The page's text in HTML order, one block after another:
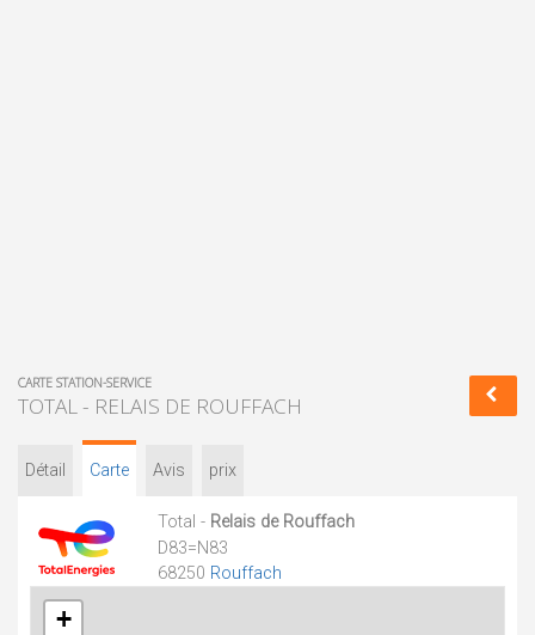
CARTE STATION-SERVICE
TOTAL - RELAIS DE ROUFFACH
Détail Carte Avis prix
Total - Relais de Rouffach
D83=N83
68250 Rouffach
+